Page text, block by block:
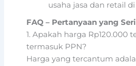
usaha jasa dan retail
FAQ – Pertanyaan yang
1. Apakah harga Rp120.000
termasuk PPN?
Harga yang tercantum